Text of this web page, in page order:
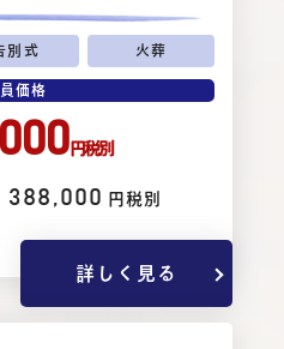
別式 火葬
価格
円税別
388,000 円税別
詳しく見る